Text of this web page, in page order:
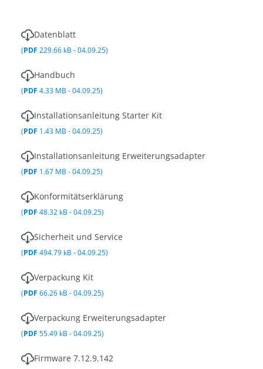
Datenblatt
(PDF 229.66 kB - 04.09.25)
Handbuch
(PDF 4.33 MB - 04.09.25)
Installationsanleitung Starter Kit
(PDF 1.43 MB - 04.09.25)
Installationsanleitung Erweiterungsadapter
(PDF 1.67 MB - 04.09.25)
Konformitätserklärung
(PDF 48.32 kB - 04.09.25)
Sicherheit und Service
(PDF 494.79 kB - 04.09.25)
Verpackung Kit
(PDF 66.26 kB - 04.09.25)
Verpackung Erweiterungsadapter
(PDF 55.49 kB - 04.09.25)
Firmware 7.12.9.142